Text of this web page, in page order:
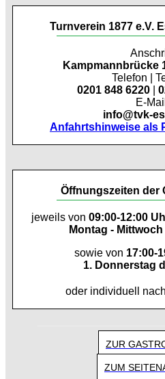
Turnverein 1877 e.V.
Kampmannbrücke
Telefon |
0201 848 6220
E-Mail
info@tvk-
Anfahrtshinweise als
Öffnungszeiten der
jeweils von 09:00-12:00
Montag -
sowie von 17:00-
1. Donnerstag
oder individuell
ZUR
ZUM